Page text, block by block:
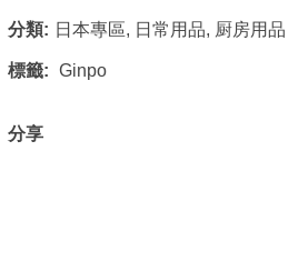
分類: 日本專區, 日常用品, 厨房用品
標籤: Ginpo
分享